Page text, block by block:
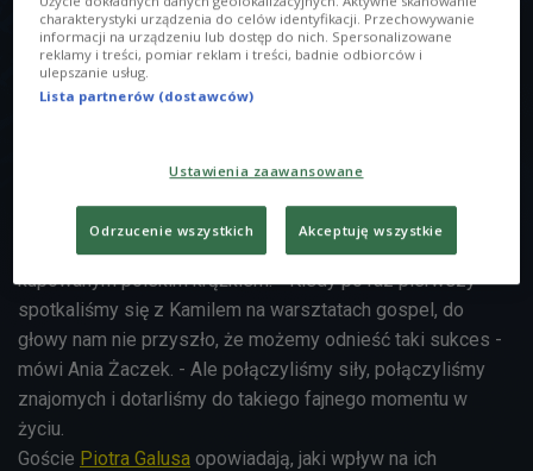
Tytuł
- Sound'n'Grace to 20 pełnokrwistych osobowości
muzycznych - śmieją się Ania i Kamil. - Kiedy jedziemy na
album "Atom". W najnowszym zestawieniu najlepiej
sprzedających się płyt, wydawnictwo stało się najchętniej
kupowanym polskim krążkiem. - Kiedy po raz pierwszy
spotkaliśmy się z Kamilem na warsztatach gospel, do
głowy nam nie przyszło, że możemy odnieść taki sukces -
mówi Ania Żaczek. - Ale połączyliśmy siły, połączyliśmy
znajomych i dotarliśmy do takiego fajnego momentu w
życiu.
Goście Piotra Galusa opowiadają, jaki wpływ na ich
charakterystyki urządzenia do celów identyfikacji. Przechowywanie
informacji na urządzeniu lub dostęp do nich. Spersonalizowane
reklamy i treści, pomiar reklam i treści, badnie odbiorców i
ulepszanie usług.
Lista partnerów (dostawców)
Ustawienia zaawansowane
Odrzucenie wszystkich Akceptuję wszystkie